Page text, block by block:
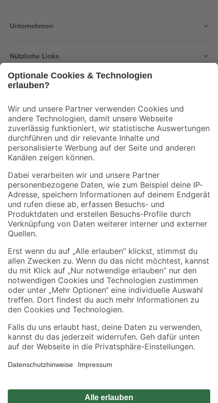
Unternehmen
Nützliche Links
Der toom Newsletter: Keine Angebote und Aktionen mehr verpassen!
Zur Newsletter Anmeldung
Folge uns
Zahlungsarten Versandarten
Sicher einkaufen
Jetzt die toom-App herunterladen
Alle Preisangaben in EUR inkl. gesetzl. MwSt.. Die dargestellten Angebote sind unter
Umständen nicht in allen Märkten verfügbar. Die angegebenen Verfügbarkeiten beziehen
Produkte nur solange der Vorrat reicht.
*Paketversand ab 59 € versandkostenfrei, gilt nicht für Artikel mit Speditionsversand, hier
Privatsphäre Impressum